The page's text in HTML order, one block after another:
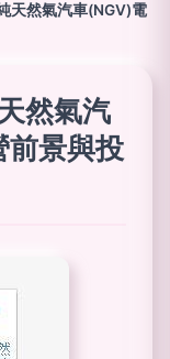
天然氣汽車(NGV)電
然氣汽
景與投